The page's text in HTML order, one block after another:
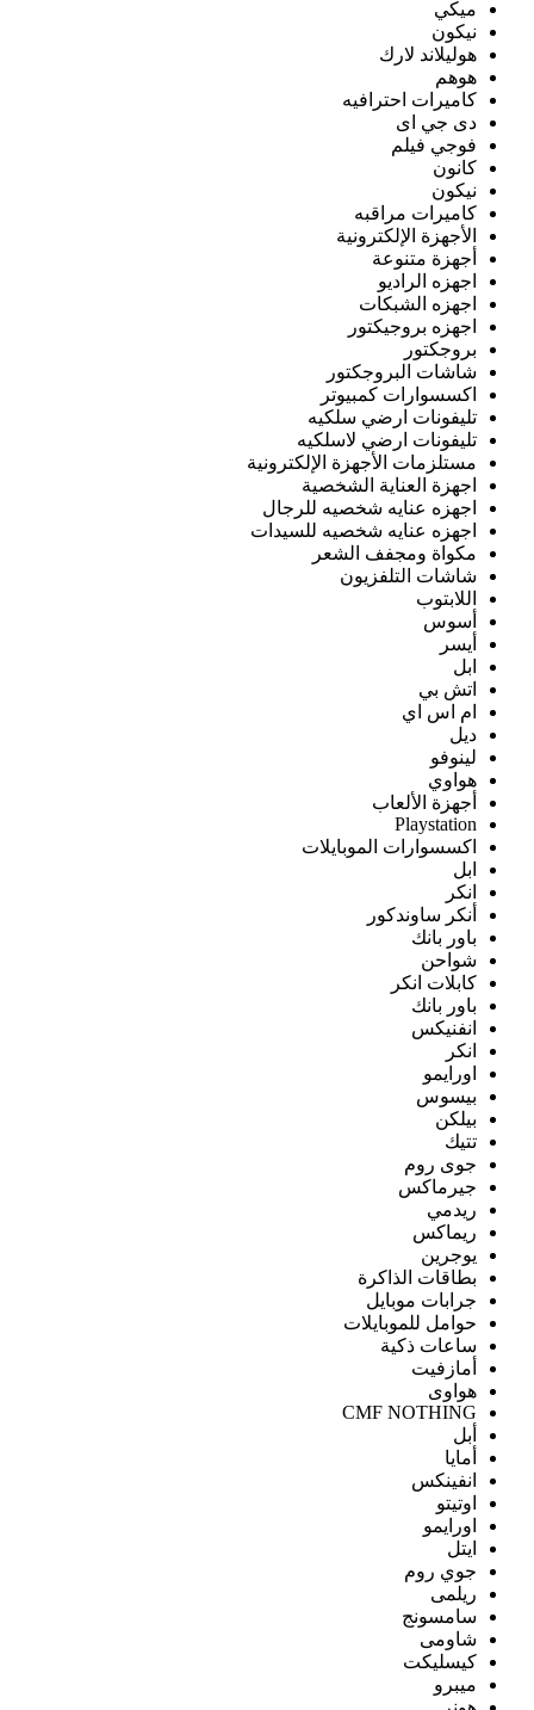
ميكي
نيكون
هوليلاند لارك
هوهم
كاميرات احترافيه
دى جي اى
فوجي فيلم
كانون
نيكون
كاميرات مراقبه
الأجهزة الإلكترونية
أجهزة متنوعة
اجهزه الراديو
اجهزه الشبكات
اجهزه بروجيكتور
بروجكتور
شاشات البروجكتور
اكسسوارات كمبيوتر
تليفونات ارضي سلكيه
تليفونات ارضي لاسلكيه
مستلزمات الأجهزة الإلكترونية
اجهزة العناية الشخصية
اجهزه عنايه شخصيه للرجال
اجهزه عنايه شخصيه للسيدات
مكواة ومجفف الشعر
شاشات التلفزيون
اللابتوب
أسوس
أيسر
ابل
اتش بي
ام اس اي
ديل
لينوفو
هواوي
أجهزة الألعاب
Playstation
اكسسوارات الموبايلات
ابل
انكر
أنكر ساوندكور
باور بانك
شواحن
كابلات انكر
باور بانك
انفنيكس
انكر
اورايمو
بيسوس
بيلكن
تتيك
جوى روم
جيرماكس
ريدمي
ريماكس
يوجرين
بطاقات الذاكرة
جرابات موبايل
حوامل للموبايلات
ساعات ذكية
أمازفيت
هواوى
CMF NOTHING
أبل
أمايا
انفينكس
اوتيتو
اورايمو
ايتل
جوي روم
ريلمى
سامسونج
شاومى
كيسليكت
ميبرو